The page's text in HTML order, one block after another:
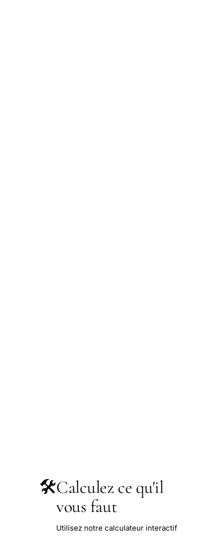
🛠️Calculez ce qu'il
vous faut
Utilisez notre calculateur interactif